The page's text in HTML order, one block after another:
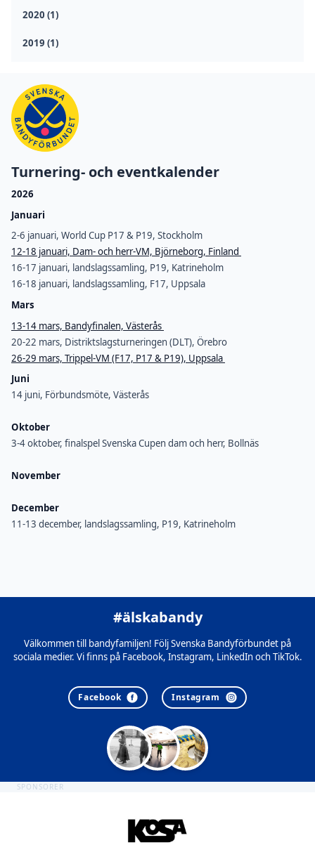
2020 (1)
2019 (1)
Turnering- och eventkalender
2026
Januari
2-6 januari, World Cup P17 & P19, Stockholm
12-18 januari, Dam- och herr-VM, Björneborg, Finland
16-17 januari, landslagssamling, P19, Katrineholm
16-18 januari, landslagssamling, F17, Uppsala
Mars
13-14 mars, Bandyfinalen, Västerås
20-22 mars, Distriktslagsturneringen (DLT), Örebro
26-29 mars, Trippel-VM (F17, P17 & P19), Uppsala
Juni
14 juni, Förbundsmöte, Västerås
Oktober
3-4 oktober, finalspel Svenska Cupen dam och herr, Bollnäs
November
December
11-13 december, landslagssamling, P19, Katrineholm
#älskabandy
Välkommen till bandyfamiljen! Följ Svenska Bandyförbundet på
sociala medier. Vi finns på Facebook, Instagram, LinkedIn och TikTok.
Facebook Instagram
SPONSORER